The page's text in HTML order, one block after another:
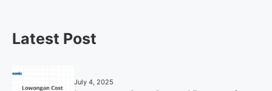
Latest Post
July 4, 2025